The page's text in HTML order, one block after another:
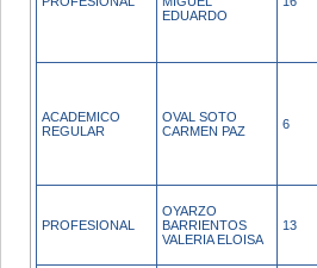
EDUARDO
ACADEMICO
REGULAR
OVAL SOTO
CARMEN PAZ
6
PROFESIONAL
OYARZO
BARRIENTOS
VALERIA ELOISA
13